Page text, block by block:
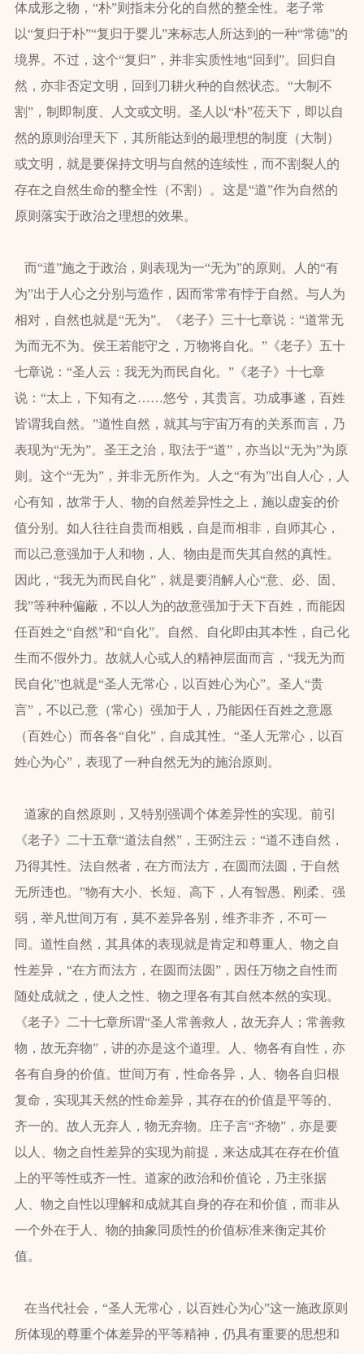
体成形之物，“朴”则指未分化的自然的整全性。老子常
以“复归于朴”“复归于婴儿”来标志人所达到的一种“常德”的
境界。不过，这个“复归”，并非实质性地“回到”。回归自
然，亦非否定文明，回到刀耕火种的自然状态。“大制不
割”，制即制度、人文或文明。圣人以“朴”莅天下，即以自
然的原则治理天下，其所能达到的最理想的制度（大制）
或文明，就是要保持文明与自然的连续性，而不割裂人的
存在之自然生命的整全性（不割）。这是“道”作为自然的
原则落实于政治之理想的效果。
而“道”施之于政治，则表现为一“无为”的原则。人的“有
为”出于人心之分别与造作，因而常常有悖于自然。与人为
相对，自然也就是“无为”。《老子》三十七章说：“道常无
为而无不为。侯王若能守之，万物将自化。”《老子》五十
七章说：“圣人云：我无为而民自化。”《老子》十七章
说：“太上，下知有之……悠兮，其贵言。功成事遂，百姓
皆谓我自然。”道性自然，就其与宇宙万有的关系而言，乃
表现为“无为”。圣王之治，取法于“道”，亦当以“无为”为原
则。这个“无为”，并非无所作为。人之“有为”出自人心，人
心有知，故常于人、物的自然差异性之上，施以虚妄的价
值分别。如人往往自贵而相贱，自是而相非，自师其心，
而以己意强加于人和物，人、物由是而失其自然的真性。
因此，“我无为而民自化”，就是要消解人心“意、必、固、
我”等种种偏蔽，不以人为的故意强加于天下百姓，而能因
任百姓之“自然”和“自化”。自然、自化即由其本性，自己化
生而不假外力。故就人心或人的精神层面而言，“我无为而
民自化”也就是“圣人无常心，以百姓心为心”。圣人“贵
言”，不以己意（常心）强加于人，乃能因任百姓之意愿
（百姓心）而各各“自化”，自成其性。“圣人无常心，以百
姓心为心”，表现了一种自然无为的施治原则。
道家的自然原则，又特别强调个体差异性的实现。前引
《老子》二十五章“道法自然”，王弼注云：“道不违自然，
乃得其性。法自然者，在方而法方，在圆而法圆，于自然
无所违也。”物有大小、长短、高下，人有智愚、刚柔、强
弱，举凡世间万有，莫不差异各别，维齐非齐，不可一
同。道性自然，其具体的表现就是肯定和尊重人、物之自
性差异，“在方而法方，在圆而法圆”，因任万物之自性而
随处成就之，使人之性、物之理各有其自然本然的实现。
《老子》二十七章所谓“圣人常善救人，故无弃人；常善救
物，故无弃物”，讲的亦是这个道理。人、物各有自性，亦
各有自身的价值。世间万有，性命各异，人、物各自归根
复命，实现其天然的性命差异，其存在的价值是平等的、
齐一的。故人无弃人，物无弃物。庄子言“齐物”，亦是要
以人、物之自性差异的实现为前提，来达成其在存在价值
上的平等性或齐一性。道家的政治和价值论，乃主张据
人、物之自性以理解和成就其自身的存在和价值，而非从
一个外在于人、物的抽象同质性的价值标准来衡定其价
值。
在当代社会，“圣人无常心，以百姓心为心”这一施政原则
所体现的尊重个体差异的平等精神，仍具有重要的思想和